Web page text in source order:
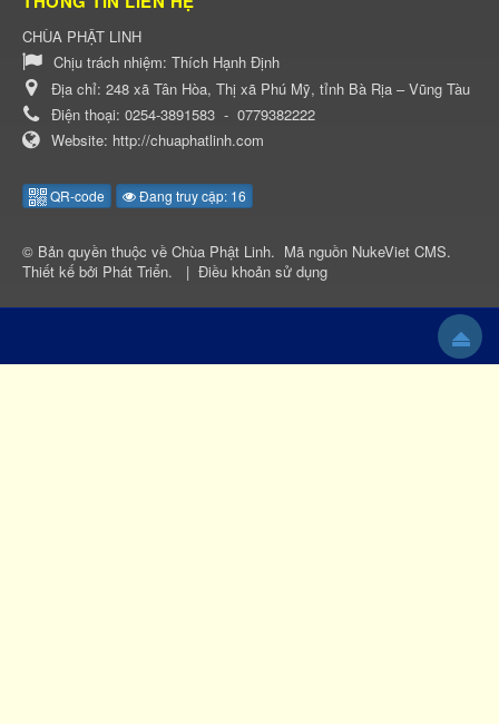
CHÙA PHẬT LINH
Chịu trách nhiệm: Thích Hạnh Định
Địa chỉ: 248 xã Tân Hòa, Thị xã Phú Mỹ, tỉnh Bà Rịa – Vũng Tàu
Điện thoại: 0254-3891583 - 0779382222
Website: http://chuaphatlinh.com
QR-code Đang truy cập: 16
© Bản quyền thuộc về Chùa Phật Linh. Mã nguồn NukeViet CMS.
Thiết kế bởi Phát Triển. | Điều khoản sử dụng